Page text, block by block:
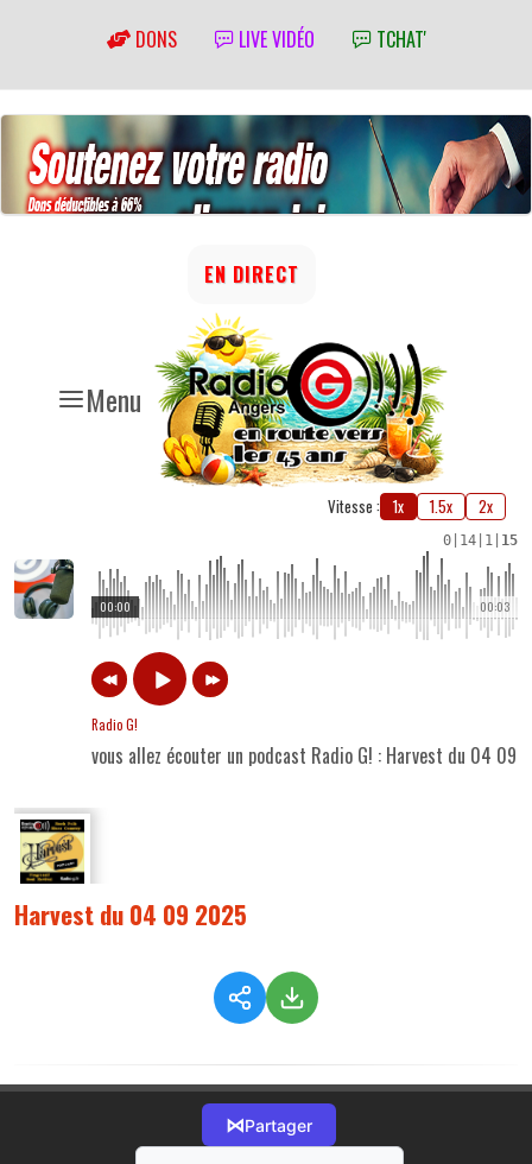
DONS LIVE VIDÉO TCHAT'
Menu
EN DIRECT
Vitesse : 1x 1.5x 2x
0 14 1 15
00:03
00:00
Radio G!
vous allez écouter un podcast Radio G! : Harvest du 04 09
Harvest du 04 09 2025
⋈Partager